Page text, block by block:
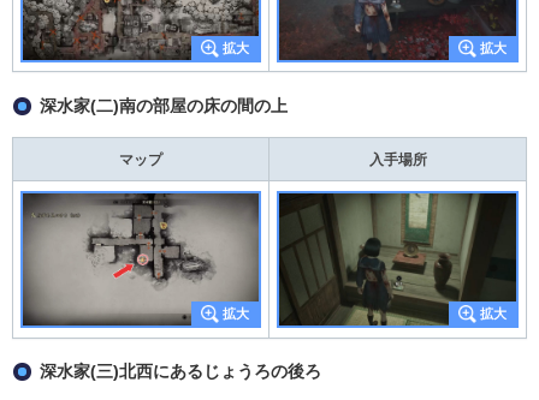
深水家(二)南の部屋の床の間の上
マップ 入手場所
深水家(三)北西にあるじょうろの後ろ